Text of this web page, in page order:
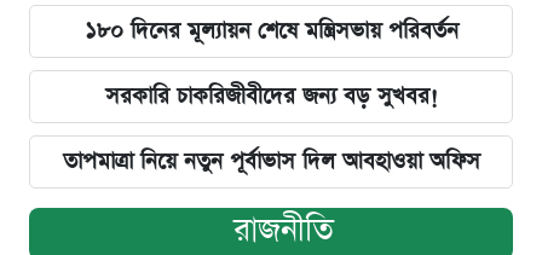
১৮০ দিনের মূল্যায়ন শেষে মন্ত্রিসভায় পরিবর্তন
সরকারি চাকরিজীবীদের জন্য বড় সুখবর!
তাপমাত্রা নিয়ে নতুন পূর্বাভাস দিল আবহাওয়া অফিস
রাজনীতি